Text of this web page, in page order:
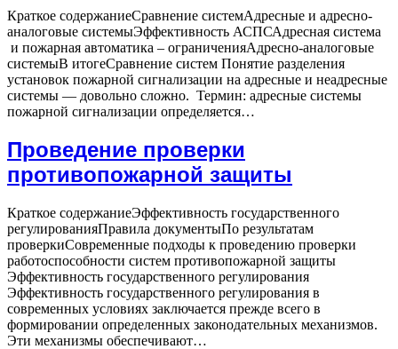
Краткое содержаниеСравнение системАдресные и адресно-
аналоговые системыЭффективность АСПСАдресная система
и пожарная автоматика – ограниченияАдресно-аналоговые
системыВ итогеСравнение систем Понятие разделения
установок пожарной сигнализации на адресные и неадресные
системы — довольно сложно. Термин: адресные системы
пожарной сигнализации определяется…
Проведение проверки
противопожарной защиты
Краткое содержаниеЭффективность государственного
регулированияПравила документыПо результатам
проверкиСовременные подходы к проведению проверки
работоспособности систем противопожарной защиты
Эффективность государственного регулирования
Эффективность государственного регулирования в
современных условиях заключается прежде всего в
формировании определенных законодательных механизмов.
Эти механизмы обеспечивают…